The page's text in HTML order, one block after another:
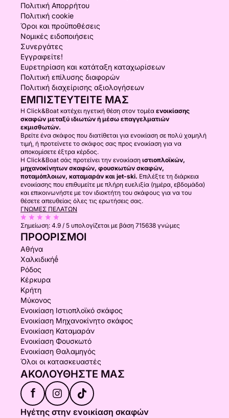
Πολιτική Απορρήτου
Πολιτική cookie
Όροι και προϋποθέσεις
Νομικές ειδοποιήσεις
Συνεργάτες
Εγγραφείτε!
Ευρετηρίαση και κατάταξη καταχωρίσεων
Πολιτική επίλυσης διαφορών
Πολιτική διαχείρισης αξιολογήσεων
ΕΜΠΙΣΤΕΥΤΕΊΤΕ ΜΑΣ
Η Click&Boat κατέχει ηγετική θέση στον τομέα ενοικίασης
σκαφών μεταξύ ιδιωτών ή μέσω επαγγελματιών
εκμισθωτών.
Βρείτε ένα σκάφος που διατίθεται για ενοικίαση σε πολύ χαμηλή
τιμή, ή προτείνετε το σκάφος σας προς ενοικίαση για να
αποκομίσετε έξτρα κέρδος.
Η Click&Boat σάς προτείνει την ενοικίαση ιστιοπλοϊκών,
μηχανοκίνητων σκαφών, φουσκωτών σκαφών,
ποταμόπλοιων, καταμαράν και jet-ski. Επιλέξτε τη διάρκεια
ενοικίασης που επιθυμείτε με πλήρη ευελιξία (ημέρα, εβδομάδα)
και επικοινωνήστε με τον ιδιοκτήτη του σκάφους για να του
θέσετε απευθείας όλες τις ερωτήσεις σας.
ΓΝΏΜΕΣ ΠΕΛΑΤΏΝ
Σημείωση: 4.9 / 5 υπολογίζεται με βάση 715638 γνώμες
ΠΡΟΟΡΙΣΜΟΊ
Αθήνα
Χαλκιδικήḗ
Ρόδος
Κέρκυρα
Κρήτη
Μύκονος
Ενοικίαση Ιστιοπλοϊκό σκάφος
Ενοικίαση Μηχανοκίνητο σκάφος
Ενοικίαση Καταμαράν
Ενοικίαση Φουσκωτό
Ενοικίαση Θαλαμηγός
Όλοι οι κατασκευαστές
ΑΚΟΛΟΥΘΉΣΤΕ ΜΑΣ
f
Ηγέτης στην ενοικίαση σκαφών